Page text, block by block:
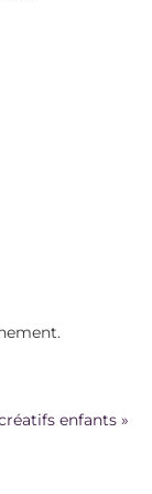
enfants »